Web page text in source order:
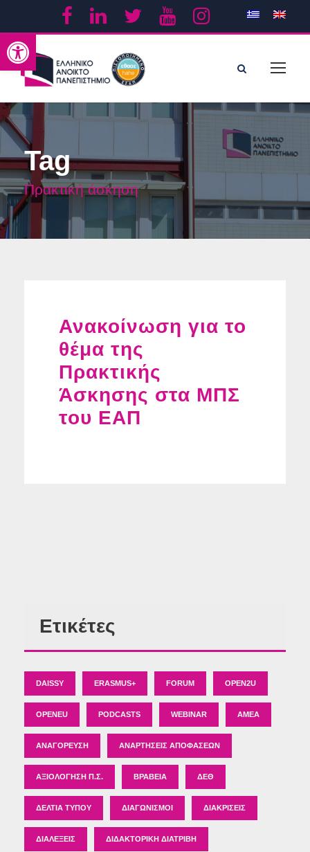
Ανοίξτε τη γραμμή εργαλείων
Tag
Πρακτική άσκηση
Ανακοίνωση για το
θέμα της
Πρακτικής
Άσκησης στα ΜΠΣ
του ΕΑΠ
Ετικέτες
DAISSY ERASMUS+ FORUM OPEN2U
OPENEU PODCASTS WEBINAR ΑΜΕΑ
ΑΝΑΓΌΡΕΥΣΗ ΑΝΑΡΤΉΣΕΙΣ ΑΠΟΦΆΣΕΩΝ
ΑΞΙΟΛΌΓΗΣΗ Π.Σ. ΒΡΑΒΕΊΑ ΔΕΘ
ΔΕΛΤΊΑ ΤΎΠΟΥ ΔΙΑΓΩΝΙΣΜΟΊ ΔΙΑΚΡΊΣΕΙΣ
ΔΙΑΛΈΞΕΙΣ ΔΙΔΑΚΤΟΡΙΚΉ ΔΙΑΤΡΙΒΉ